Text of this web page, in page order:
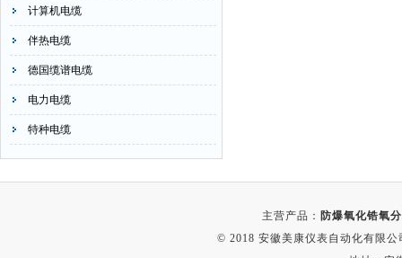
计算机电缆
伴热电缆
德国缆谱电缆
电力电缆
特种电缆
主营产品： 防爆氧化锆氧
© 2018 安徽美康仪表自动化有限